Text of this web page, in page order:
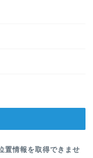
置情報を取得できませ